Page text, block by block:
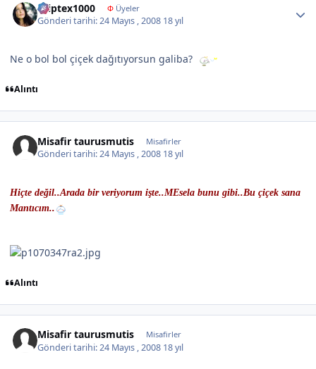
kriptex1000 ΦÜyeler
Gönderi tarihi:24 Mayıs , 2008 18 yıl
Ne o bol bol çiçek dağıtıyorsun galiba?
Alıntı
Misafir taurusmutis Misafirler
Gönderi tarihi:24 Mayıs , 2008 18 yıl
Hiçte değil..Arada bir veriyorum işte..MEsela bunu gibi..Bu çiçek sana
Mantıcım..
Alıntı
Misafir taurusmutis Misafirler
Gönderi tarihi:24 Mayıs , 2008 18 yıl